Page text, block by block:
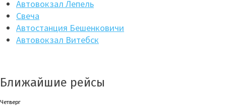
Автовокзал Лепель
Свеча
Автостанция Бешенковичи
Автовокзал Витебск
Ближайшие рейсы
Четверг